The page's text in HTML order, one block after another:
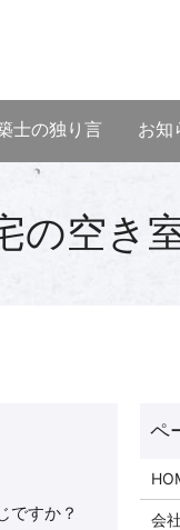
士の独り言 お知
の空き
ですか？
会